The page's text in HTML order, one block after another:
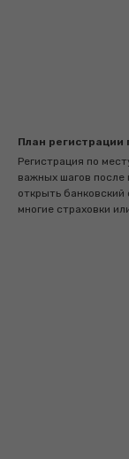
План регистрации
Регистрация по
важных шагов после
открыть
многие страховки